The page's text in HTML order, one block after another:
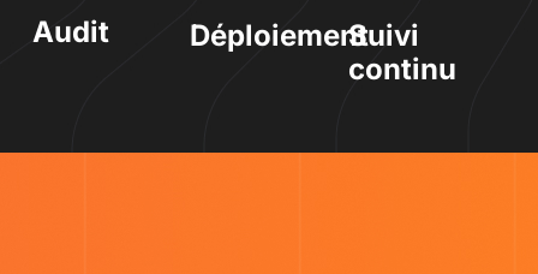
Audit DéploiementSuivi
continu